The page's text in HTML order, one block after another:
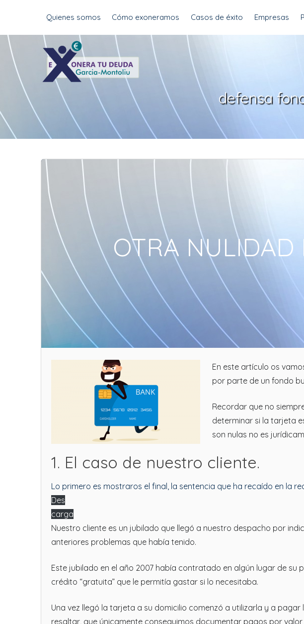
content
defensa
OTRA NULIDAD
En este artículo os
por parte de un fondo
Recordar que no
determinar si la tarjeta
son nulas no es
1. El caso de nuestro cliente.
Lo primero es mostraros el final, la sentencia que ha recaído en la
Des
carga
Nuestro cliente es un jubilado que llegó a nuestro despacho por
anteriores problemas que había tenido.
Este jubilado en el año 2007 había contratado en algún lugar de
crédito “gratuita” que le permitía gastar si lo necesitaba.
Una vez llegó la tarjeta a su domicilio comenzó a utilizarla y a
resaltar, que únicamente conseguimos documentar pagos por
Quienes somos Cómo exoneramos Casos de éxito Empresas